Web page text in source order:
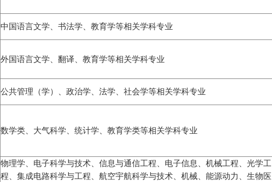
中国语言文学、书法学、教育学等相关学科专业
外国语言文学、翻译、教育学等相关学科专业
公共管理（学）、政治学、法学、社会学等相关学科专业
数学类、大气科学、统计学、教育学类等相关学科专业
物理学、电子科学与技术、信息与通信工程、电子信息、机械工程、光学工
程、集成电路科学与工程、航空宇航科学与技术、机械、能源动力、生物医